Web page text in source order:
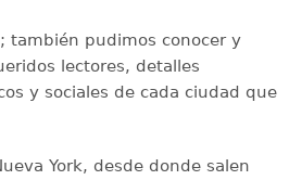
también pudimos conocer y
lectores, detalles
y sociales de cada ciudad que
York, desde donde salen